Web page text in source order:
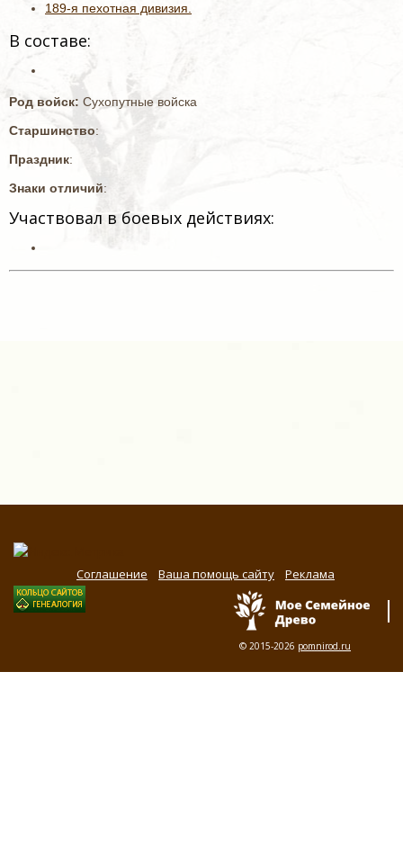
189-я пехотная дивизия.
В составе:
Род войск: Сухопутные войска
Старшинство:
Праздник:
Знаки отличий:
Участвовал в боевых действиях:
Соглашение Ваша помощь сайту Реклама
© 2015-2026 pomnirod.ru